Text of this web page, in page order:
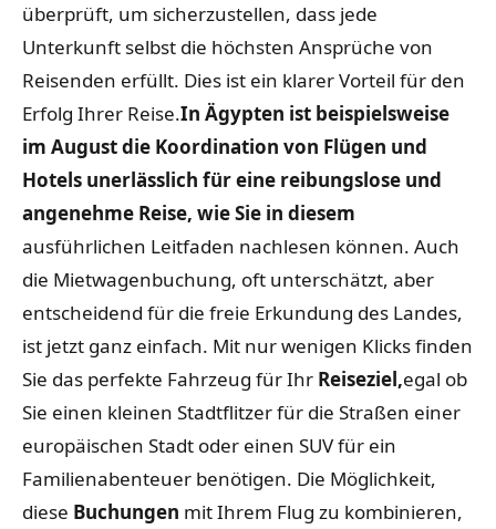
überprüft, um sicherzustellen, dass jede
Unterkunft selbst die höchsten Ansprüche von
Reisenden erfüllt. Dies ist ein klarer Vorteil für den
Erfolg Ihrer Reise.In Ägypten ist beispielsweise
im August die Koordination von Flügen und
Hotels unerlässlich für eine reibungslose und
angenehme Reise, wie Sie in diesem
ausführlichen Leitfaden nachlesen können. Auch
die Mietwagenbuchung, oft unterschätzt, aber
entscheidend für die freie Erkundung des Landes,
ist jetzt ganz einfach. Mit nur wenigen Klicks finden
Sie das perfekte Fahrzeug für Ihr Reiseziel,egal ob
Sie einen kleinen Stadtflitzer für die Straßen einer
europäischen Stadt oder einen SUV für ein
Familienabenteuer benötigen. Die Möglichkeit,
diese Buchungen mit Ihrem Flug zu kombinieren,